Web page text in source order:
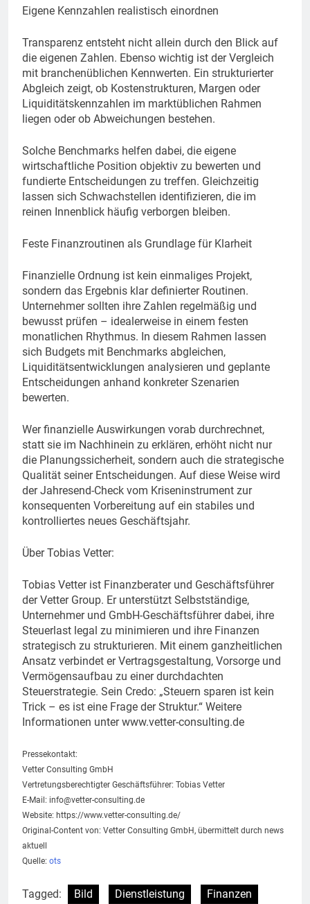
Eigene Kennzahlen realistisch einordnen
Transparenz entsteht nicht allein durch den Blick auf
die eigenen Zahlen. Ebenso wichtig ist der Vergleich
mit branchenüblichen Kennwerten. Ein strukturierter
Abgleich zeigt, ob Kostenstrukturen, Margen oder
Liquiditätskennzahlen im marktüblichen Rahmen
liegen oder ob Abweichungen bestehen.
Solche Benchmarks helfen dabei, die eigene
wirtschaftliche Position objektiv zu bewerten und
fundierte Entscheidungen zu treffen. Gleichzeitig
lassen sich Schwachstellen identifizieren, die im
reinen Innenblick häufig verborgen bleiben.
Feste Finanzroutinen als Grundlage für Klarheit
Finanzielle Ordnung ist kein einmaliges Projekt,
sondern das Ergebnis klar definierter Routinen.
Unternehmer sollten ihre Zahlen regelmäßig und
bewusst prüfen – idealerweise in einem festen
monatlichen Rhythmus. In diesem Rahmen lassen
sich Budgets mit Benchmarks abgleichen,
Liquiditätsentwicklungen analysieren und geplante
Entscheidungen anhand konkreter Szenarien
bewerten.
Wer finanzielle Auswirkungen vorab durchrechnet,
statt sie im Nachhinein zu erklären, erhöht nicht nur
die Planungssicherheit, sondern auch die strategische
Qualität seiner Entscheidungen. Auf diese Weise wird
der Jahresend-Check vom Kriseninstrument zur
konsequenten Vorbereitung auf ein stabiles und
kontrolliertes neues Geschäftsjahr.
Über Tobias Vetter:
Tobias Vetter ist Finanzberater und Geschäftsführer
der Vetter Group. Er unterstützt Selbstständige,
Unternehmer und GmbH-Geschäftsführer dabei, ihre
Steuerlast legal zu minimieren und ihre Finanzen
strategisch zu strukturieren. Mit einem ganzheitlichen
Ansatz verbindet er Vertragsgestaltung, Vorsorge und
Vermögensaufbau zu einer durchdachten
Steuerstrategie. Sein Credo: „Steuern sparen ist kein
Trick – es ist eine Frage der Struktur.“ Weitere
Informationen unter www.vetter-consulting.de
Pressekontakt:
Vetter Consulting GmbH
Vertretungsberechtigter Geschäftsführer: Tobias Vetter
E-Mail: info@vetter-consulting.de
Website: https://www.vetter-consulting.de/
Original-Content von: Vetter Consulting GmbH, übermittelt durch news
aktuell
Quelle: ots
Tagged: Bild Dienstleistung Finanzen